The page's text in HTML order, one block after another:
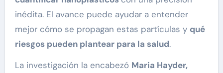
inédita. El avance puede ayudar a entender
mejor cómo se propagan estas partículas y qué
riesgos pueden plantear para la salud.
La investigación la encabezó Maria Hayder,